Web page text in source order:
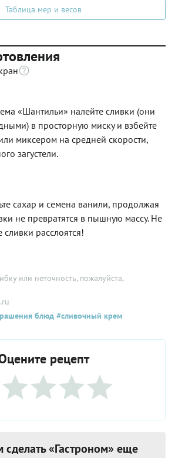
Таблица мер и весов
«Шантильи» налейте сливки (они
в просторную миску и взбейте
миксером на средней скорости,
загустели.
сахар и семена ванили, продолжая
не превратятся в пышную массу. Не
сливки расслоятся!
или неточность, пожалуйста,
блюд #сливочный крем
рецепт
«Гастроном» еще